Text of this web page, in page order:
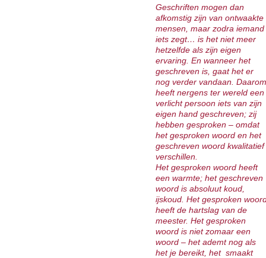
Geschriften mogen dan
afkomstig zijn van ontwaakte
mensen, maar zodra iemand
iets zegt… is het niet meer
hetzelfde als zijn eigen
ervaring. En wanneer het
geschreven is, gaat het er
nog verder vandaan. Daarom
heeft nergens ter wereld een
verlicht persoon iets van zijn
eigen hand geschreven; zij
hebben gesproken – omdat
het gesproken woord en het
geschreven woord kwalitatief
verschillen.
Het gesproken woord heeft
een warmte; het geschreven
woord is absoluut koud,
ijskoud. Het gesproken
heeft de hartslag van de
meester. Het gesproken
woord is niet zomaar een
woord – het ademt nog als
het je bereikt, het smaakt